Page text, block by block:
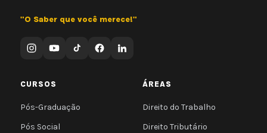
"O Saber que você merece!"
CURSOS
Pós-Graduação
Pós Social
ÁREAS
Direito do Trabalho
Direito Tributário